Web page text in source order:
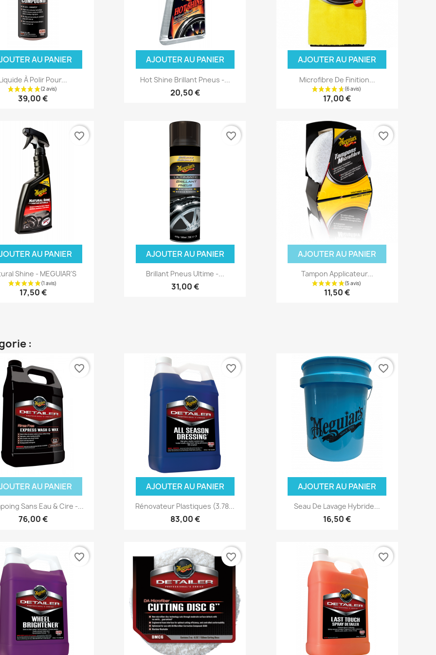
AU PANIER
À Polir Pour...
39,00 €
AJOUTER AU PANIER
Hot Shine Brillant Pneus -...
20,50 €
AJOUTER AU PANIER
Microfibre De Finition...
17,00 €
AU PANIER
Shine - MEGUIAR'S
17,50 €
favorite_border
AJOUTER AU PANIER
Brillant Pneus Ultime -...
31,00 €
favorite_border
AJOUTER AU PANIER
Tampon Applicateur...
11,50 €
favorite_border
:
AU PANIER
Sans Eau & Cire -...
76,00 €
favorite_border
AJOUTER AU PANIER
Rénovateur Plastiques (3.78...
83,00 €
favorite_border
AJOUTER AU PANIER
Seau De Lavage Hybride...
16,50 €
favorite_border
favorite_border favorite_border favorite_border